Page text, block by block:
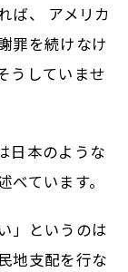
ば、 アメリカ
罪を続けなけ
うしていませ
日本のような
べています。
」というのは
地支配を行な